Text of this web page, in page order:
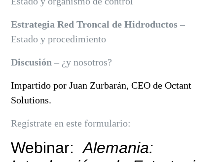
Estrategia Red Troncal de Hidroductos –
Estado y procedimiento
Discusión – ¿y nosotros?
Impartido por Juan Zurbarán, CEO de Octant
Solutions.
Regístrate en este formulario: